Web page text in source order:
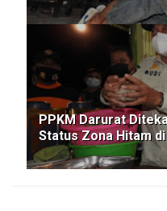
PPKM Darurat
Status Zona Hitam